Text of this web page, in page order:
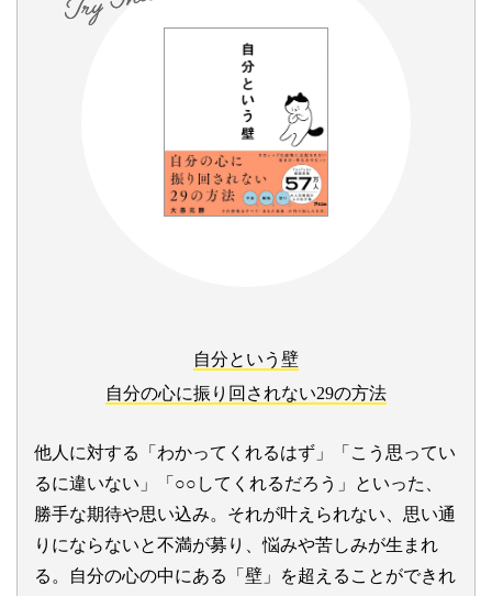
自分という壁
自分の心に振り回されない29の方法
他人に対する「わかってくれるはず」「こう思ってい
るに違いない」「○○してくれるだろう」といった、
勝手な期待や思い込み。それが叶えられない、思い通
りにならないと不満が募り、悩みや苦しみが生まれ
る。自分の心の中にある「壁」を超えることができれ